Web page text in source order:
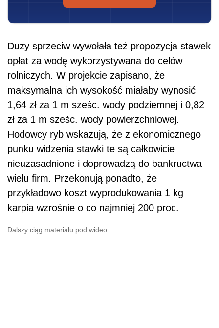
Duży sprzeciw wywołała też propozycja stawek
opłat za wodę wykorzystywana do celów
rolniczych. W projekcie zapisano, że
maksymalna ich wysokość miałaby wynosić
1,64 zł za 1 m sześc. wody podziemnej i 0,82
zł za 1 m sześc. wody powierzchniowej.
Hodowcy ryb wskazują, że z ekonomicznego
punku widzenia stawki te są całkowicie
nieuzasadnione i doprowadzą do bankructwa
wielu firm. Przekonują ponadto, że
przykładowo koszt wyprodukowania 1 kg
karpia wzrośnie o co najmniej 200 proc.
Dalszy ciąg materiału pod wideo